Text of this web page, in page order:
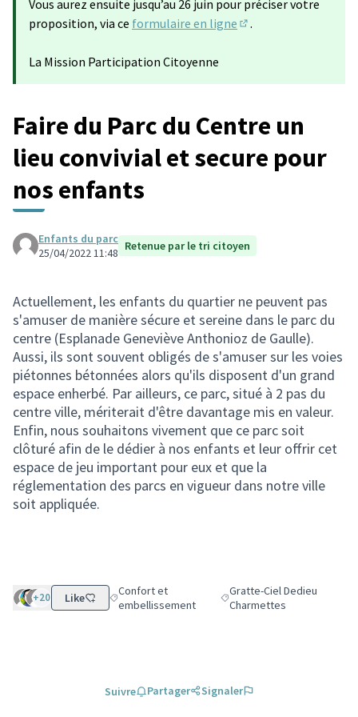
Vous aurez ensuite jusqu’au 26 juin pour préciser votre
proposition, via ce formulaire en ligne
.
La Mission Participation Citoyenne
Faire du Parc du Centre un
lieu convivial et secure pour
nos enfants
Enfants du parc
25/04/2022 11:48 Retenue par le tri citoyen
Actuellement, les enfants du quartier ne peuvent pas
s'amuser de manière sécure et sereine dans le parc du
centre (Esplanade Geneviève Anthonioz de Gaulle).
Aussi, ils sont souvent obligés de s'amuser sur les voies
piétonnes bétonnées alors qu'ils disposent d'un grand
espace enherbé. Par ailleurs, ce parc, situé à 2 pas du
centre ville, mériterait d'être davantage mis en valeur.
Enfin, nous souhaitons vivement que ce parc soit
clôturé afin de le dédier à nos enfants et leur offrir cet
espace de jeu important pour eux et que la
réglementation des parcs en vigueur dans notre ville
soit appliquée.
+20 Like Filtrer les résultats de la catégorie : Confort et
Confort et
embellissement
Filtrer les résultats pour le
Gratte-Ciel Dedieu
Charmettes
Suivre Partager Signaler